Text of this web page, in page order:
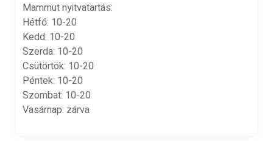
Mammut nyitvatartás:
Hétfő: 10-20
Kedd: 10-20
Szerda: 10-20
Csütörtök: 10-20
Péntek: 10-20
Szombat: 10-20
Vasárnap: zárva